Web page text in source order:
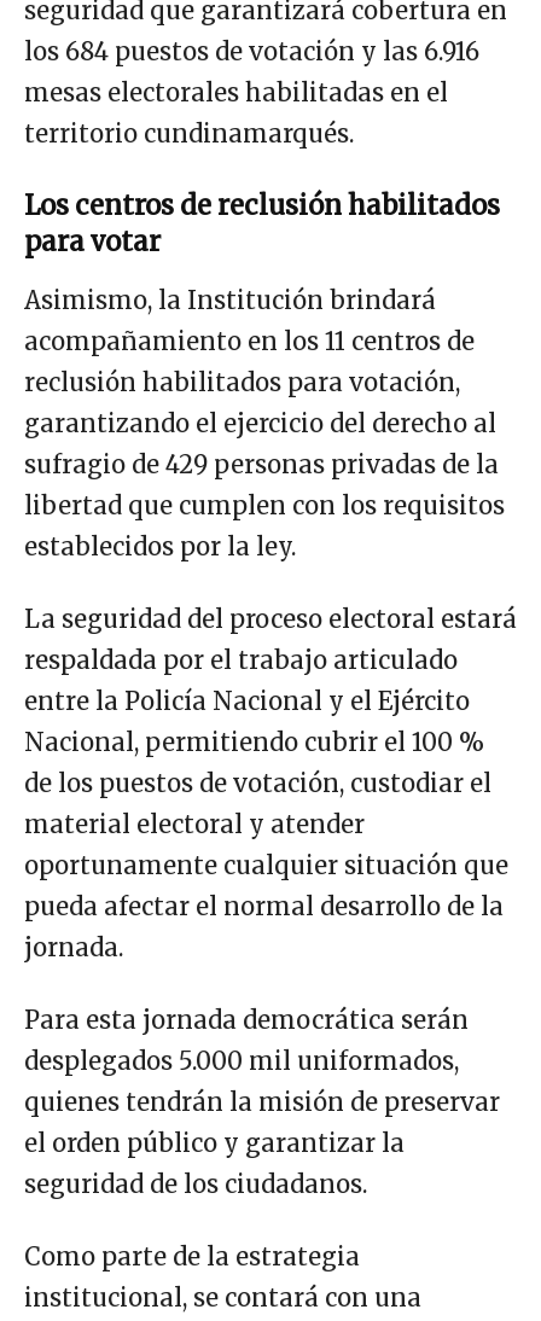
seguridad que garantizará cobertura en
los 684 puestos de votación y las 6.916
mesas electorales habilitadas en el
territorio cundinamarqués.
Los centros de reclusión habilitados
para votar
Asimismo, la Institución brindará
acompañamiento en los 11 centros de
reclusión habilitados para votación,
garantizando el ejercicio del derecho al
sufragio de 429 personas privadas de la
libertad que cumplen con los requisitos
establecidos por la ley.
La seguridad del proceso electoral estará
respaldada por el trabajo articulado
entre la Policía Nacional y el Ejército
Nacional, permitiendo cubrir el 100 %
de los puestos de votación, custodiar el
material electoral y atender
oportunamente cualquier situación que
pueda afectar el normal desarrollo de la
jornada.
Para esta jornada democrática serán
desplegados 5.000 mil uniformados,
quienes tendrán la misión de preservar
el orden público y garantizar la
seguridad de los ciudadanos.
Como parte de la estrategia
institucional, se contará con una